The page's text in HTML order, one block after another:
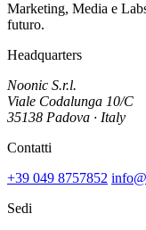
Marketing, Media e
futuro.
Headquarters
Noonic S.r.l.
Viale Codalunga 10/C
35138 Padova · Italy
Contatti
+39 049 8757852
Sedi